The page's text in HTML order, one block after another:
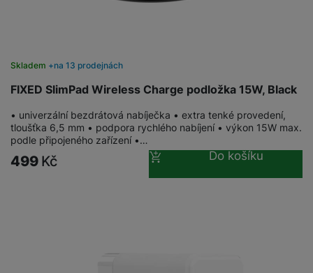
FIXED SlimPad Wireless Charge podložka 15W, Black
Skladem na 13 prodejnách
• univerzální bezdrátová nabíječka • extra tenké provedení,
tloušťka 6,5 mm • podpora rychlého nabíjení • výkon 15W max.
podle připojeného zařízení •…
499 Kč Do košíku